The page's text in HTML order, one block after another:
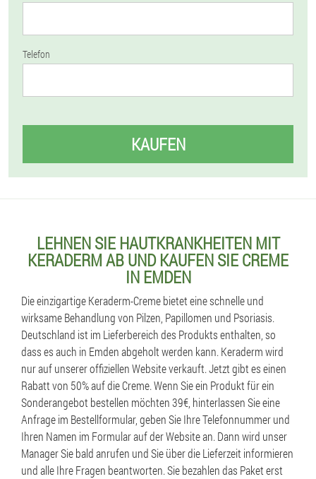
Telefon
KAUFEN
LEHNEN SIE HAUTKRANKHEITEN MIT
KERADERM AB UND KAUFEN SIE CREME
IN EMDEN
Die einzigartige Keraderm-Creme bietet eine schnelle und
wirksame Behandlung von Pilzen, Papillomen und Psoriasis.
Deutschland ist im Lieferbereich des Produkts enthalten, so
dass es auch in Emden abgeholt werden kann. Keraderm wird
nur auf unserer offiziellen Website verkauft. Jetzt gibt es einen
Rabatt von 50% auf die Creme. Wenn Sie ein Produkt für ein
Sonderangebot bestellen möchten 39€, hinterlassen Sie eine
Anfrage im Bestellformular, geben Sie Ihre Telefonnummer und
Ihren Namen im Formular auf der Website an. Dann wird unser
Manager Sie bald anrufen und Sie über die Lieferzeit informieren
und alle Ihre Fragen beantworten. Sie bezahlen das Paket erst